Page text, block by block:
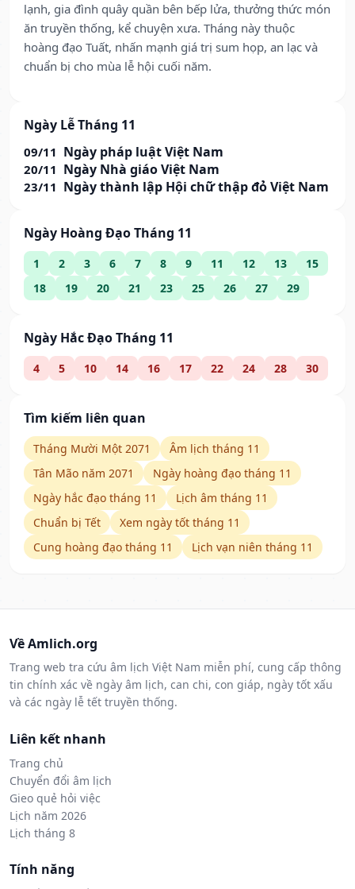
lạnh, gia đình quây quần bên bếp lửa, thưởng thức món
ăn truyền thống, kể chuyện xưa. Tháng này thuộc
hoàng đạo Tuất, nhấn mạnh giá trị sum họp, an lạc và
chuẩn bị cho mùa lễ hội cuối năm.
Ngày Lễ Tháng 11
09/11 Ngày pháp luật Việt Nam
20/11 Ngày Nhà giáo Việt Nam
23/11 Ngày thành lập Hội chữ thập đỏ Việt Nam
Ngày Hoàng Đạo Tháng 11
1 2 3 6 7 8 9 11 12 13
15
18
19 20 21 23 25 26 27 29
Ngày Hắc Đạo Tháng 11
4 5 10 14 16 17 22 24 28 30
Tìm kiếm liên quan
Tháng Mười Một 2071
Âm lịch tháng 11
Tân Mão năm 2071
Ngày hoàng đạo tháng 11
Ngày hắc đạo tháng 11
Lịch âm tháng 11
Chuẩn bị Tết
Xem ngày tốt tháng 11
Cung hoàng đạo tháng 11
Lịch vạn niên tháng 11
Về Amlich.org
Trang web tra cứu âm lịch Việt Nam miễn phí, cung cấp thông
tin chính xác về ngày âm lịch, can chi, con giáp, ngày tốt xấu
và các ngày lễ tết truyền thống.
Liên kết nhanh
Trang chủ
Chuyển đổi âm lịch
Gieo quẻ hỏi việc
Lịch năm 2026
Lịch tháng 8
Tính năng